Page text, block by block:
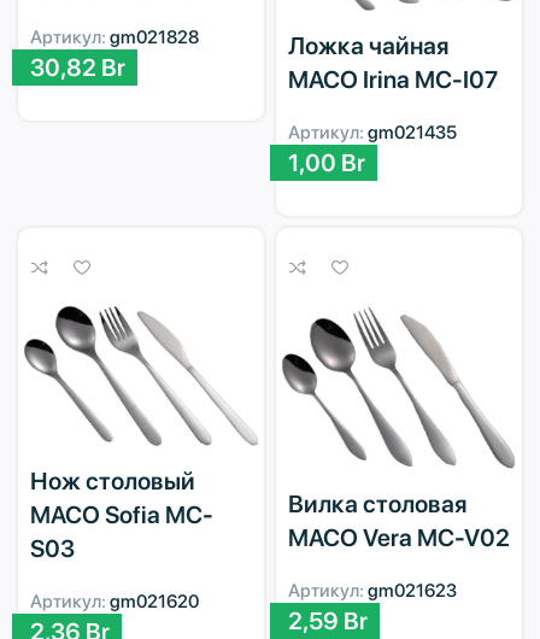
Артикул: gm021828
30,82 Br
Ложка чайная
MACO Irina MC-I07
Артикул: gm021435
1,00 Br
Нож столовый
MACO Sofia MC-
S03
Артикул: gm021620
2,36 Br
Вилка столовая
MACO Vera MC-V02
Артикул: gm021623
2,59 Br